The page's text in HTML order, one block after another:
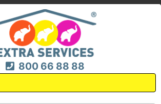
800 66 88 88